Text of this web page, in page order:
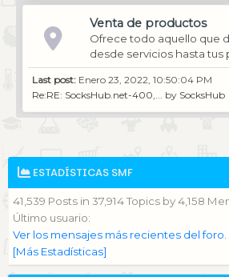
Venta de productos
Ofrece todo aquello que
desde servicios hasta tus
Last post: Enero 23, 2022, 10:50:04 PM
Re:RE: SocksHub.net-400,... by SocksHub
ESTADÍSTICAS SMF
41,539 Posts in 37,914 Topics by 4,158
Último usuario:
Ver los mensajes más recientes del foro.
[Más Estadísticas]